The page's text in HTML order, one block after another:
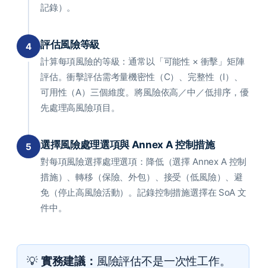
記錄）。
4 評估風險等級
計算每項風險的等級：通常以「可能性 × 衝擊」矩陣
評估。衝擊評估需考量機密性（C）、完整性（I）、
可用性（A）三個維度。將風險依高／中／低排序，優
先處理高風險項目。
5 選擇風險處理選項與 Annex A 控制措施
對每項風險選擇處理選項：降低（選擇 Annex A 控制
措施）、轉移（保險、外包）、接受（低風險）、避
免（停止高風險活動）。記錄控制措施選擇在 SoA 文
件中。
💡 實務建議： 風險評估不是一次性工作。